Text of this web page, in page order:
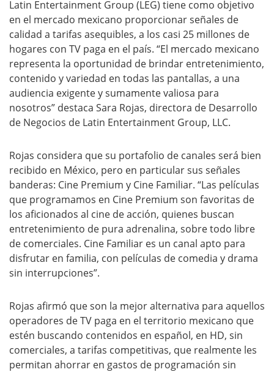
Latin Entertainment Group (LEG) tiene como objetivo
en el mercado mexicano proporcionar señales de
calidad a tarifas asequibles, a los casi 25 millones de
hogares con TV paga en el país. “El mercado mexicano
representa la oportunidad de brindar entretenimiento,
contenido y variedad en todas las pantallas, a una
audiencia exigente y sumamente valiosa para
nosotros” destaca Sara Rojas, directora de Desarrollo
de Negocios de Latin Entertainment Group, LLC.
Rojas considera que su portafolio de canales será bien
recibido en México, pero en particular sus señales
banderas: Cine Premium y Cine Familiar. “Las películas
que programamos en Cine Premium son favoritas de
los aficionados al cine de acción, quienes buscan
entretenimiento de pura adrenalina, sobre todo libre
de comerciales. Cine Familiar es un canal apto para
disfrutar en familia, con películas de comedia y drama
sin interrupciones”.
Rojas afirmó que son la mejor alternativa para aquellos
operadores de TV paga en el territorio mexicano que
estén buscando contenidos en español, en HD, sin
comerciales, a tarifas competitivas, que realmente les
permitan ahorrar en gastos de programación sin